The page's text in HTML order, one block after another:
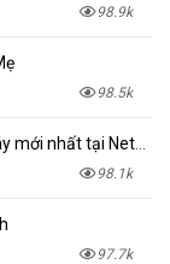
98.9k
98.5k
98.1k
97.7k